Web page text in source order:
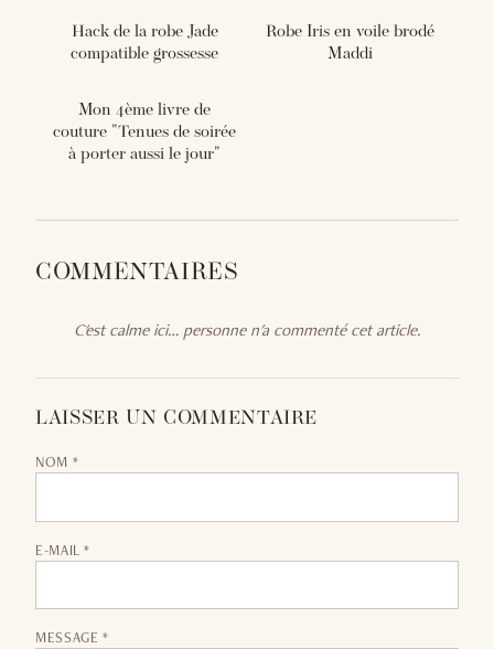
Hack de la robe Jade
compatible grossesse
Robe Iris en voile brodé
Maddi
Mon 4ème livre de
couture "Tenues de soirée
à porter aussi le jour"
COMMENTAIRES
C'est calme ici… personne n'a commenté cet article.
LAISSER UN COMMENTAIRE
NOM *
E-MAIL *
MESSAGE *